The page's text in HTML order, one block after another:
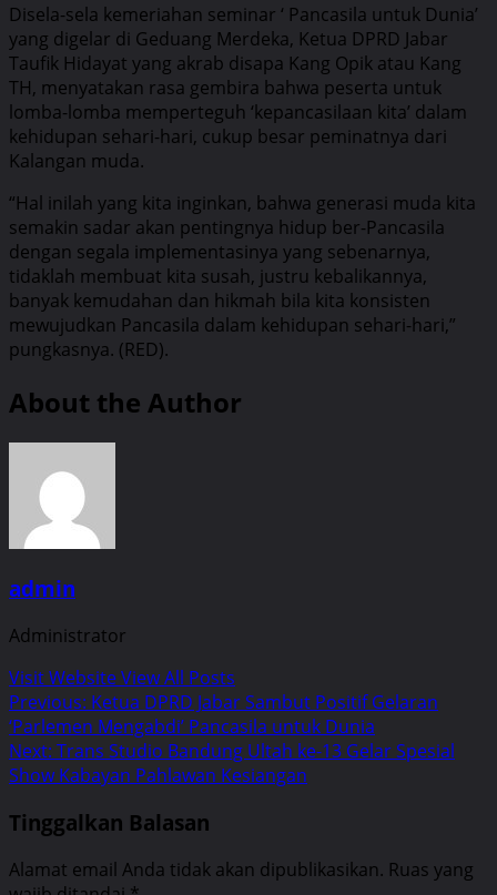
Disela-sela kemeriahan seminar ‘ Pancasila untuk Dunia’
yang digelar di Geduang Merdeka, Ketua DPRD Jabar
Taufik Hidayat yang akrab disapa Kang Opik atau Kang
TH, menyatakan rasa gembira bahwa peserta untuk
lomba-lomba memperteguh ‘kepancasilaan kita’ dalam
kehidupan sehari-hari, cukup besar peminatnya dari
Kalangan muda.
“Hal inilah yang kita inginkan, bahwa generasi muda kita
semakin sadar akan pentingnya hidup ber-Pancasila
dengan segala implementasinya yang sebenarnya,
tidaklah membuat kita susah, justru kebalikannya,
banyak kemudahan dan hikmah bila kita konsisten
mewujudkan Pancasila dalam kehidupan sehari-hari,”
pungkasnya. (RED).
About the Author
admin
Administrator
Visit WebsiteView All Posts
Post
navigation
Previous: Ketua DPRD Jabar Sambut Positif Gelaran
‘Parlemen Mengabdi’ Pancasila untuk Dunia
Next: Trans Studio Bandung Ultah ke-13 Gelar Spesial
Show Kabayan Pahlawan Kesiangan
Tinggalkan Balasan
Alamat email Anda tidak akan dipublikasikan. Ruas yang